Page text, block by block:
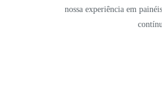
nossa experiência em